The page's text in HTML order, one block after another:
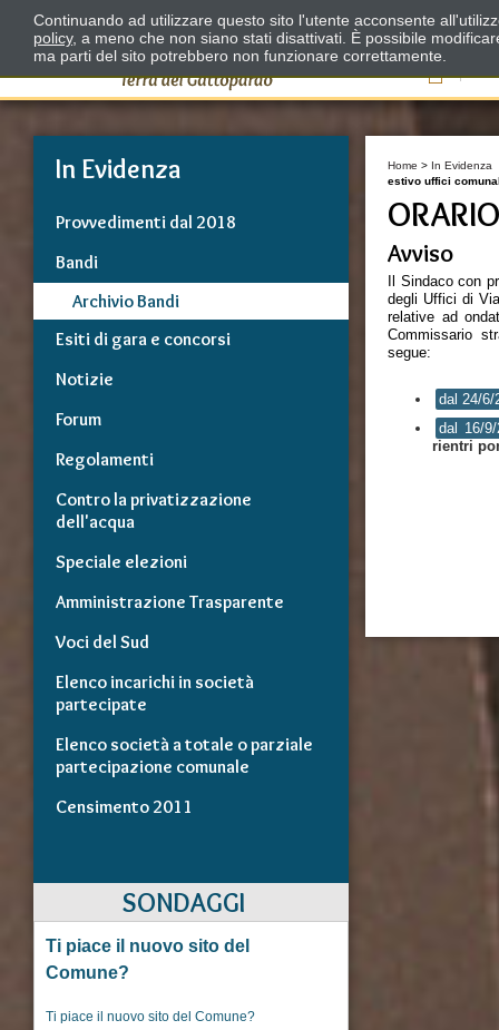
Il
In Evidenza
Provvedimenti dal 2018
Bandi
Archivio Bandi
Esiti di gara e concorsi
Notizie
Forum
Regolamenti
Contro la privatizzazione
dell'acqua
Speciale elezioni
Amministrazione Trasparente
Voci del Sud
Elenco incarichi in società
partecipate
Elenco società a totale o parziale
partecipazione comunale
Censimento 2011
SONDAGGI
Ti piace il nuovo sito del
Comune?
Ti piace il nuovo sito del Comune?
Home > In Evidenza
estivo uffici
Avviso
Il Sindaco con
degli Uffici di
relative ad
Commissario
segue:
dal 24/6/
dal 16/
rientri
Continuando ad utilizzare questo sito l'utente acconsente
policy, a meno che non siano stati disattivati. È possibile
ma parti del sito potrebbero non funzionare correttamente.